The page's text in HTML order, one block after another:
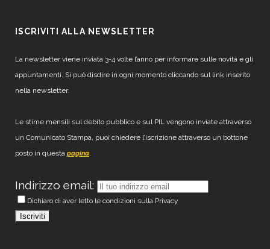
ISCRIVITI ALLA NEWSLETTER
La newsletter viene inviata 3-4 volte l’anno per informare sulle novità e gli
appuntamenti. Si può disdire in ogni momento cliccando sul link inserito
nella newsletter.
Le stime mensili sul debito pubblico e sul PIL vengono inviate attraverso
un Comunicato Stampa, puoi chiedere l’iscrizione attraverso un bottone
posto in questa pagina.
Indirizzo email:
Dichiaro di aver letto le condizioni sulla Privacy